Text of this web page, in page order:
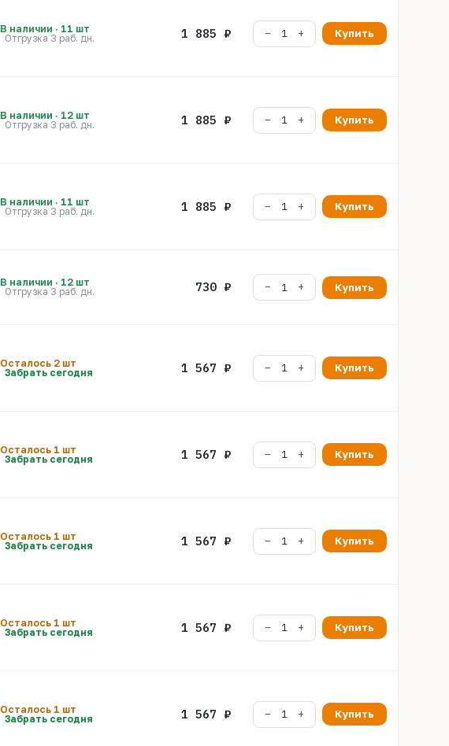
В наличии · 11 шт
Отгрузка 3 раб. дн.
1 885 ₽ Купить
В наличии · 12 шт
Отгрузка 3 раб. дн.
1 885 ₽ Купить
В наличии · 11 шт
Отгрузка 3 раб. дн.
1 885 ₽ Купить
В наличии · 12 шт
Отгрузка 3 раб. дн.
730 ₽ Купить
Осталось 2 шт
Забрать сегодня
1 567 ₽ Купить
Осталось 1 шт
Забрать сегодня
1 567 ₽ Купить
Осталось 1 шт
Забрать сегодня
1 567 ₽ Купить
Осталось 1 шт
Забрать сегодня
1 567 ₽ Купить
Осталось 1 шт
Забрать сегодня
1 567 ₽ Купить